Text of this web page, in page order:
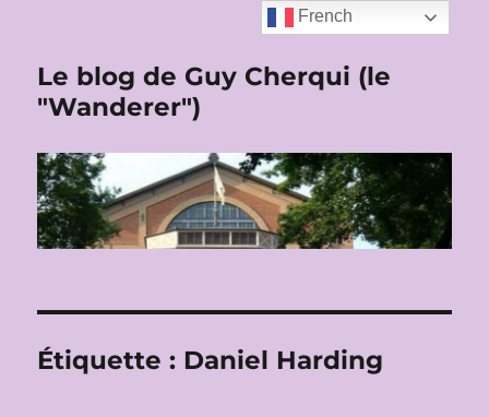
Le blog de Guy Cherqui (le
"Wanderer")
Étiquette : Daniel Harding
French